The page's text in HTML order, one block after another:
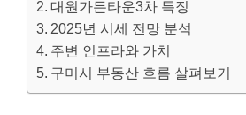
대원가든타운3차 특징
2025년 시세 전망 분석
주변 인프라와 가치
구미시 부동산 흐름 살펴보기